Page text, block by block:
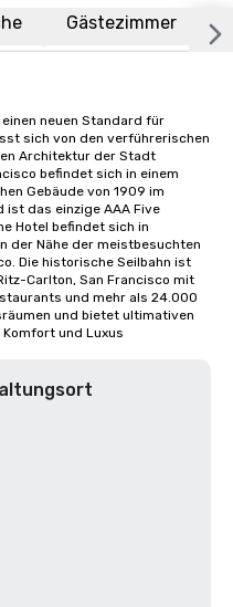
Gästezimmer
neuen Standard für
sich von den verführerischen
Architektur der Stadt
befindet sich in einem
Gebäude von 1909 im
das einzige AAA Five
Hotel befindet sich in
der Nähe der meistbesuchten
Die historische Seilbahn ist
Carlton, San Francisco mit
und mehr als 24.000
und bietet ultimativen
und Luxus